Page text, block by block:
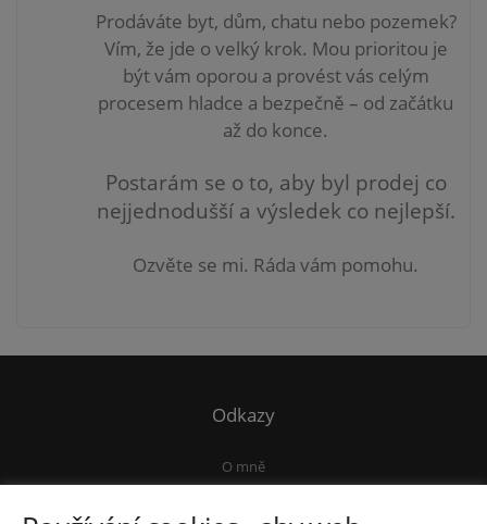
Prodáváte byt, dům, chatu nebo pozemek?
Vím, že jde o velký krok. Mou prioritou je
být vám oporou a provést vás celým
procesem hladce a bezpečně – od začátku
až do konce.
Postarám se o to, aby byl prodej co
nejjednodušší a výsledek co nejlepší.
Ozvěte se mi. Ráda vám pomohu.
Odkazy
O mně